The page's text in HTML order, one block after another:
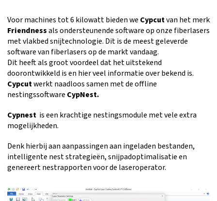
Voor machines tot 6 kilowatt bieden we Cypcutvan het merk
Friendnessals ondersteunende software op onze fiberlasers
met vlakbed snijtechnologie. Dit is de meest geleverde
software van fiberlasers op de markt vandaag.
Dit heeft als groot voordeel dat het uitstekend
doorontwikkeld is en hier veel informatie over bekend is.
Cypcutwerkt naadloos samen met de offline
nestingssoftware CypNest.
Cypnest is een krachtige nestingsmodule met vele extra
mogelijkheden.
Denk hierbij aan aanpassingen aan ingeladen bestanden,
intelligente nest strategieën, snijpadoptimalisatie en
genereert nestrapporten voor de laseroperator.